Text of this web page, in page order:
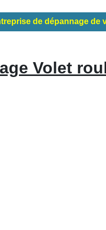
de dépannage de
Volet